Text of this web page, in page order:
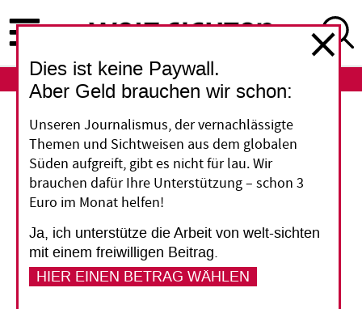
zum
Inhalt
ABO
Chinesen und Vietnamesinnen
Gemischte Ehen am
Rand der Gesellschaft
In chinesischen Dörfern im Grenzgebiet zu
Vietnam leben manche Männer mit Frauen aus
Vietnam zusammen. Die gelten oft als illegale
Dies ist keine Paywall.
Aber Geld brauchen wir schon:
Unseren Journalismus, der vernachlässigte
Themen und Sichtweisen aus dem globalen
Süden aufgreift, gibt es nicht für lau. Wir
brauchen dafür Ihre Unterstützung – schon 3
Euro im Monat helfen!
Ja, ich unterstütze die Arbeit von welt-sichten
mit einem freiwilligen Beitrag.
HIER EINEN BETRAG WÄHLEN